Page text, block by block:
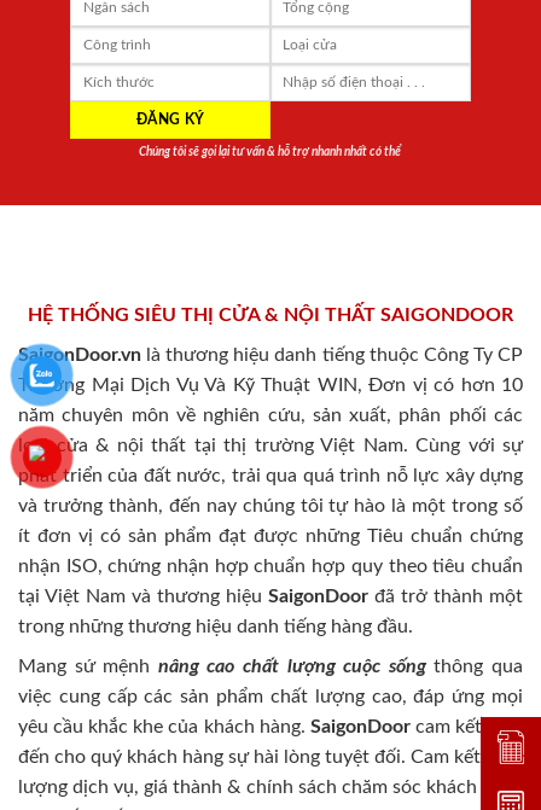
Chúng tôi sẽ gọi lại tư vấn & hỗ trợ nhanh nhất có thể
HỆ THỐNG SIÊU THỊ CỬA & NỘI THẤT SAIGONDOOR
SaigonDoor.vn là thương hiệu danh tiếng thuộc Công Ty CP
Thương Mại Dịch Vụ Và Kỹ Thuật WIN, Đơn vị có hơn 10
năm chuyên môn về nghiên cứu, sản xuất, phân phối các
loại cửa & nội thất tại thị trường Việt Nam. Cùng với sự
phát triển của đất nước, trải qua quá trình nỗ lực xây dựng
và trưởng thành, đến nay chúng tôi tự hào là một trong số
ít đơn vị có sản phẩm đạt được những Tiêu chuẩn chứng
nhận ISO, chứng nhận hợp chuẩn hợp quy theo tiêu chuẩn
tại Việt Nam và thương hiệu SaigonDoor đã trở thành một
trong những thương hiệu danh tiếng hàng đầu.
Mang sứ mệnh nâng cao chất lượng cuộc sốngthông qua
việc cung cấp các sản phẩm chất lượng cao, đáp ứng mọi
yêu cầu khắc khe của khách hàng. SaigonDoorcam kết đem
đến cho quý khách hàng sự hài lòng tuyệt đối. Cam kết chất
lượng dịch vụ, giá thành & chính sách chăm sóc khách hàng
Đặt
Dự